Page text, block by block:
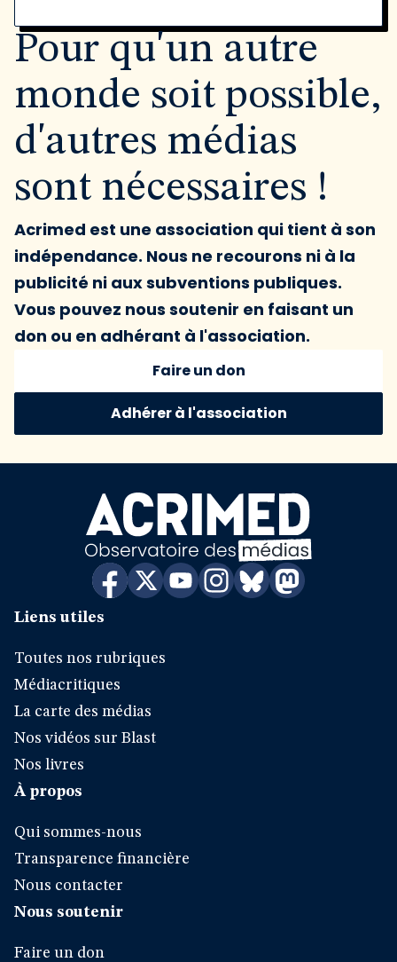
Pour qu'un autre
monde soit possible,
d'autres médias
sont nécessaires !
Acrimed est une association qui tient à son
indépendance. Nous ne recourons ni à la
publicité ni aux subventions publiques.
Vous pouvez nous soutenir en faisant un
don ou en adhérant à l'association.
Faire un don
Adhérer à l'association
Liens utiles
Toutes nos rubriques
Médiacritiques
La carte des médias
Nos vidéos sur Blast
Nos livres
À propos
Qui sommes-nous
Transparence financière
Nous contacter
Nous soutenir
Faire un don